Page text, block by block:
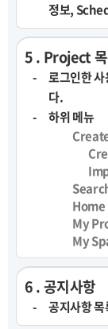
정보,
5 . Project
로그인한
다.
하위 메뉴
Home
My
My
6 . 공지사항
공지사항